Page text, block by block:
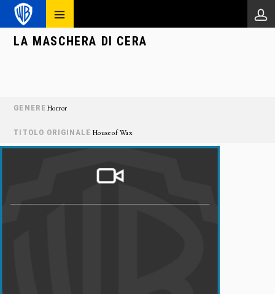
LA MASCHERA DI CERA
GENERE Horror
TITOLO ORIGINALE House of Wax